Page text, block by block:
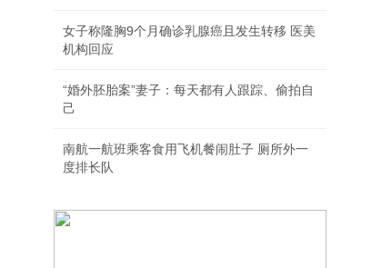
女子称隆胸9个月确诊乳腺癌且发生转移 医美
机构回应
“婚外胚胎案”妻子：每天都有人跟踪、偷拍自
己
南航一航班乘客食用飞机餐闹肚子 厕所外一
度排长队